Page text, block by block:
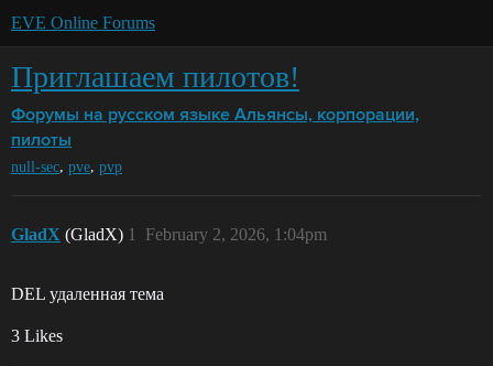
EVE Online Forums
Приглашаем пилотов!
Форумы на русском языке Альянсы, корпорации,
пилоты
null-sec, pve, pvp
GladX (GladX) February 2, 2026, 1:04pm
1
DEL удаленная тема
3 Likes